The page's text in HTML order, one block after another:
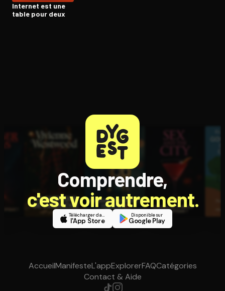
Internet est une
table pour deux
Comprendre,
c'est voir autrement.
Télécharger dans
l'App Store
Disponible sur
Google Play
AccueilManifesteL'appExplorerFAQCatégories
Contact & Aide